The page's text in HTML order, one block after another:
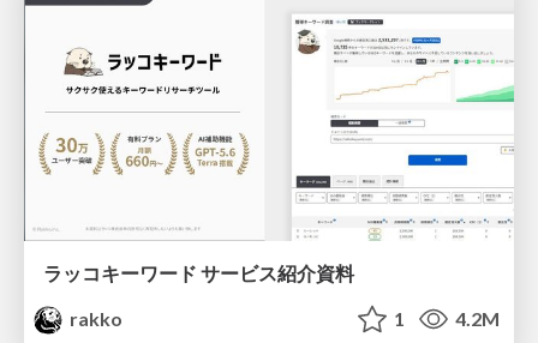
ラッコキーワード サービス紹介資料
rakko
1 4.2M